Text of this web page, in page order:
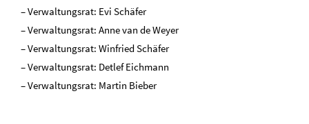
– Verwaltungsrat: Evi Schäfer
– Verwaltungsrat: Anne van de Weyer
– Verwaltungsrat: Winfried Schäfer
– Verwaltungsrat: Detlef Eichmann
– Verwaltungsrat: Martin Bieber